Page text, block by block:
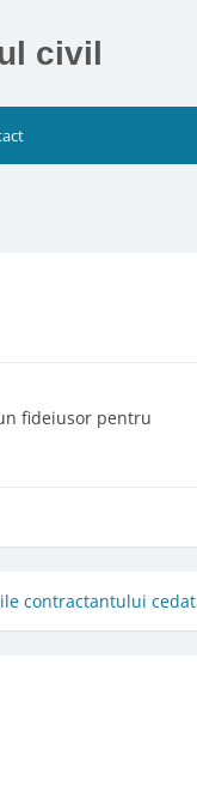
civil
fideiusor pentru
contractantului cedat